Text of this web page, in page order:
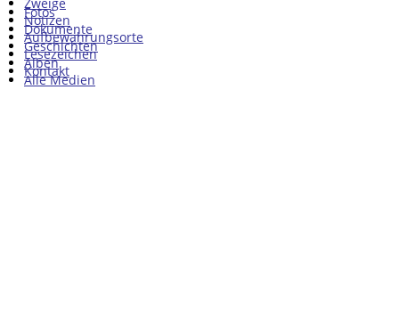
Fotos
Dokumente
Geschichten
Alben
Alle Medien
Notizen
Aufbewahrungsorte
Lesezeichen
Kontakt